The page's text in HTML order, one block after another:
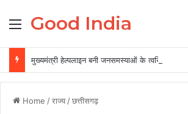
Menu
Good India
मुख्यमंत्री हेल्पलाइन बनी जनसमस्याओं के त्वरित समाधान
Home /राज्य /छत्तीसगढ़